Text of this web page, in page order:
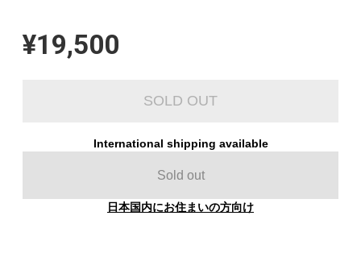
¥19,500
SOLD OUT
International shipping available
Sold out
日本国内にお住まいの方向け